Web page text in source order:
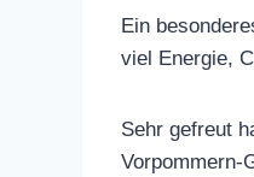
Ein
viel Energie,
Sehr gefreut
Vorpommern-